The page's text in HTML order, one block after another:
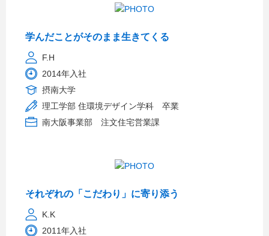
学んだことがそのまま生きてくる
F.H
2014年入社
摂南大学
理工学部 住環境デザイン学科 卒業
南大阪事業部 注文住宅営業課
それぞれの「こだわり」に寄り添う
K.K
2011年入社